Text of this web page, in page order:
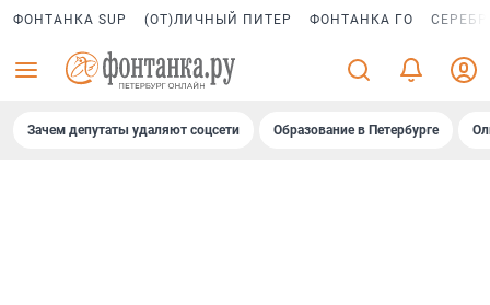
ФОНТАНКА SUP (ОТ)ЛИЧНЫЙ ПИТЕР ФОНТАНКА ГО
Зачем депутаты удаляют соцсети Образование в Петербурге